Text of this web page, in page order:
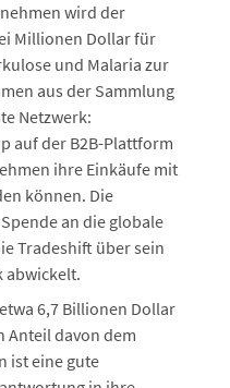
wird der
Millionen Dollar für
und Malaria zur
aus der Sammlung
Netzwerk:
auf der B2B-Plattform
ihre Einkäufe mit
können. Die
an die globale
Tradeshift über sein
abwickelt.
6,7 Billionen Dollar
Anteil davon dem
ist eine gute